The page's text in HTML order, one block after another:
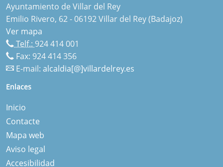
Ayuntamiento de Villar del Rey
Emilio Rivero, 62 - 06192 Villar del Rey (Badajoz)
Ver mapa
Telf.: 924 414 001
Fax: 924 414 356
E-mail: alcaldia[@]villardelrey.es
Enlaces
Inicio
Contacte
Mapa web
Aviso legal
Accesibilidad